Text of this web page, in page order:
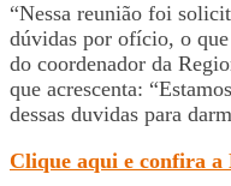
“Nessa reunião foi
dúvidas por ofício, o
do coordenador da
que acrescenta:
dessas duvidas para
Clique aqui e confira